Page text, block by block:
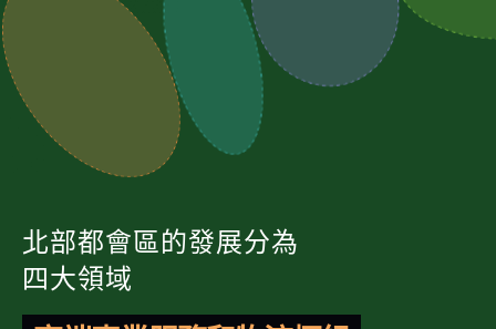
北部都會區的發展分為
四大領域